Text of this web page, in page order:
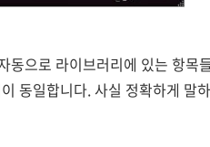
으로 라이브러리에 있는 항목
동일합니다. 사실 정확하게 말